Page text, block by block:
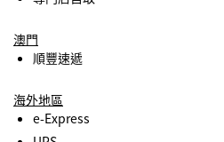
澳門
順豐速遞
海外地區
e-Express